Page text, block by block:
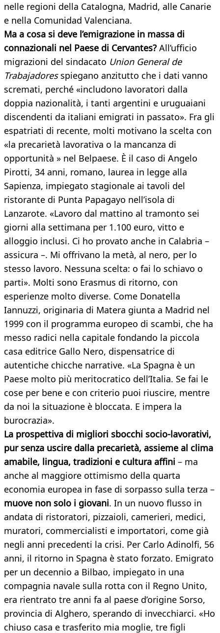
nelle regioni della Catalogna, Madrid, alle Canarie
e nella Comunidad Valenciana.
Ma a cosa si deve l’emigrazione in massa di
connazionali nel Paese di Cervantes? All’ufficio
migrazioni del sindacato Union General de
Trabajadoresspiegano anzitutto che i dati vanno
scremati, perché «includono lavoratori dalla
doppia nazionalità, i tanti argentini e uruguaiani
discendenti da italiani emigrati in passato». Fra gli
espatriati di recente, molti motivano la scelta con
«la precarietà lavorativa o la mancanza di
opportunità » nel Belpaese. È il caso di Angelo
Pirotti, 34 anni, romano, laurea in legge alla
Sapienza, impiegato stagionale ai tavoli del
ristorante di Punta Papagayo nell’isola di
Lanzarote. «Lavoro dal mattino al tramonto sei
giorni alla settimana per 1.100 euro, vitto e
alloggio inclusi. Ci ho provato anche in Calabria –
assicura –. Mi offrivano la metà, al nero, per lo
stesso lavoro. Nessuna scelta: o fai lo schiavo o
parti». Molti sono Erasmus di ritorno, con
esperienze molto diverse. Come Donatella
Iannuzzi, originaria di Matera giunta a Madrid nel
1999 con il programma europeo di scambi, che ha
messo radici nella capitale fondando la piccola
casa editrice Gallo Nero, dispensatrice di
autentiche chicche narrative. «La Spagna è un
Paese molto più meritocratico dell’Italia. Se fai le
cose per bene e con criterio puoi riuscire, mentre
da noi la situazione è bloccata. E impera la
burocrazia».
La prospettiva di migliori sbocchi socio-lavorativi,
pur senza uscire dalla precarietà, assieme al clima
amabile, lingua, tradizioni e cultura affini – ma
anche al maggiore ottimismo della quarta
economia europea in fase di sorpasso sulla terza –
muove non solo i giovani. In un nuovo flusso in
andata di ristoratori, pizzaioli, camerieri, medici,
muratori, commercialisti e importatori, come già
negli anni precedenti la crisi. Per Carlo Adinolfi, 56
anni, il ritorno in Spagna è stato forzato. Emigrato
per un decennio a Bilbao, impiegato in una
compagnia navale sulla rotta con il Regno Unito,
era rientrato tre anni fa al paese d’origine Sorso,
provincia di Alghero, sperando di invecchiarci. «Ho
chiuso casa e trasferito mia moglie, tre figli